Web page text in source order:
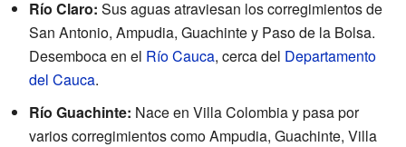
Río Claro: Sus aguas atraviesan los corregimientos de
San Antonio, Ampudia, Guachinte y Paso de la Bolsa.
Desemboca en el Río Cauca, cerca del Departamento
del Cauca.
Río Guachinte: Nace en Villa Colombia y pasa por
varios corregimientos como Ampudia, Guachinte, Villa